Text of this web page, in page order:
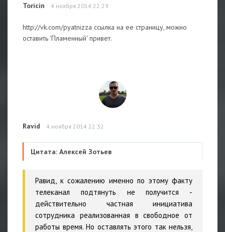
Toricin 4 ноября 2014 22:29
http://vk.com/pyatnizza ссылка на ее страницу, можно
оставить 'Пламенный' привет.
Ravid 4 ноября 2014 22:32
Цитата: Алексей Зотьев
Равид, к сожалению именно по этому факту
телеканал подтянуть не получится -
действительно частная инициатива
сотрудника реализованная в свободное от
работы время. Но оставлять этого так нельзя,